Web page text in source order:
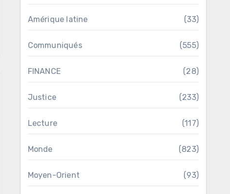
Amérique latine (33)
Communiqués (555)
FINANCE (28)
Justice (233)
Lecture (117)
Monde (823)
Moyen-Orient (93)